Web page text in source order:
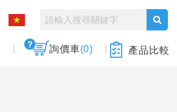
詢價車(0) 產品比較